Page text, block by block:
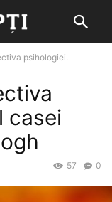
psihologiei.
casei
0
57